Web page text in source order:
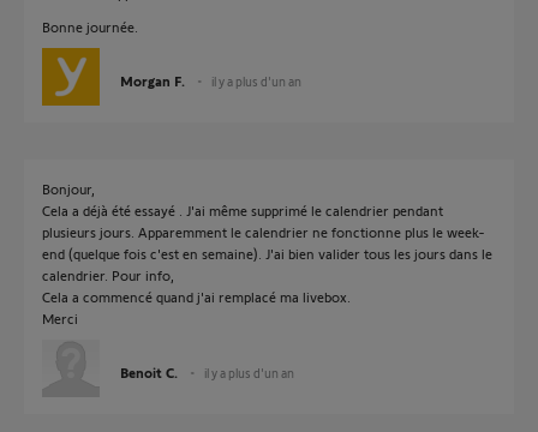
Bonne journée.
Morgan F. il y a plus d'un an
Bonjour,
Cela a déjà été essayé . J'ai même supprimé le calendrier pendant
plusieurs jours. Apparemment le calendrier ne fonctionne plus le week-
end (quelque fois c'est en semaine). J'ai bien valider tous les jours dans le
calendrier. Pour info,
Cela a commencé quand j'ai remplacé ma livebox.
Merci
Benoit C. il y a plus d'un an